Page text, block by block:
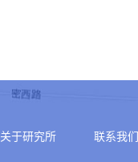
关于研究所 联系我们